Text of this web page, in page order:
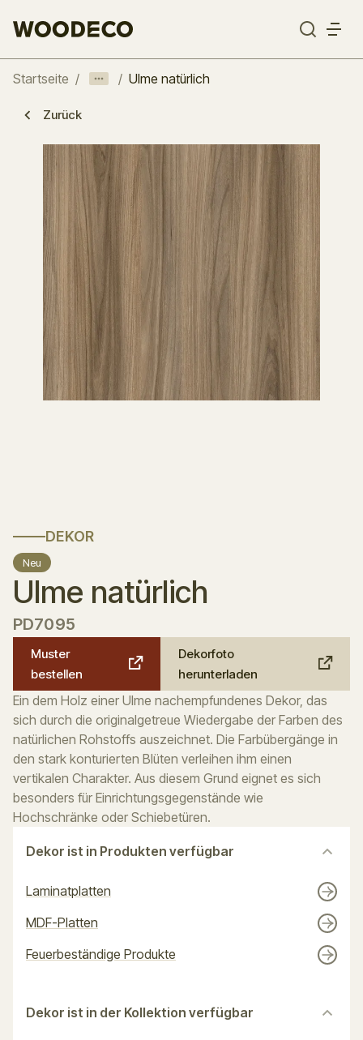
Startseite / / Ulme natürlich
Zurück
DEKOR
Neu
Ulme natürlich
PD7095
Muster
bestellen
Dekorfoto
herunterladen
Ein dem Holz einer Ulme nachempfundenes Dekor, das
sich durch die originalgetreue Wiedergabe der Farben des
natürlichen Rohstoffs auszeichnet. Die Farbübergänge in
den stark konturierten Blüten verleihen ihm einen
vertikalen Charakter. Aus diesem Grund eignet es sich
besonders für Einrichtungsgegenstände wie
Hochschränke oder Schiebetüren.
Dekor ist in Produkten verfügbar
Laminatplatten
MDF-Platten
Feuerbeständige Produkte
Dekor ist in der Kollektion verfügbar